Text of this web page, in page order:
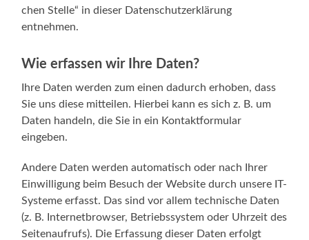
chen Stel­le“ in die­ser Daten­schutz­er­klä­rung
entnehmen.
Wie erfassen wir Ihre Daten?
Ihre Daten wer­den zum einen dadurch erho­ben, dass
Sie uns die­se mit­tei­len. Hier­bei kann es sich z. B. um
Daten han­deln, die Sie in ein Kon­takt­for­mu­lar
eingeben.
Ande­re Daten wer­den auto­ma­tisch oder nach Ihrer
Ein­wil­li­gung beim Besuch der Web­site durch unse­re IT-
Systeme erfasst. Das sind vor allem tech­ni­sche Daten
(z. B. Inter­net­brow­ser, Betriebs­sys­tem oder Uhr­zeit des
Sei­ten­auf­rufs). Die Erfas­sung die­ser Daten erfolgt